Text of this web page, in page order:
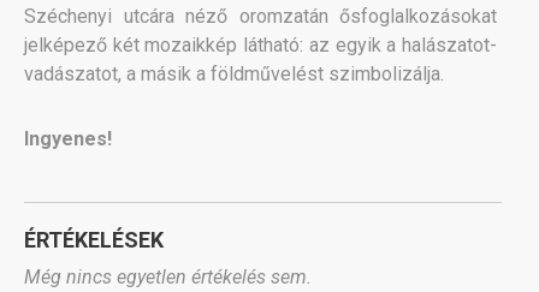
Széchenyi utcára néző oromzatán ősfoglalkozásokat
jelképező két mozaikkép látható: az egyik a halászatot-
vadászatot, a másik a földművelést szimbolizálja.
Ingyenes!
ÉRTÉKELÉSEK
Még nincs egyetlen értékelés sem.